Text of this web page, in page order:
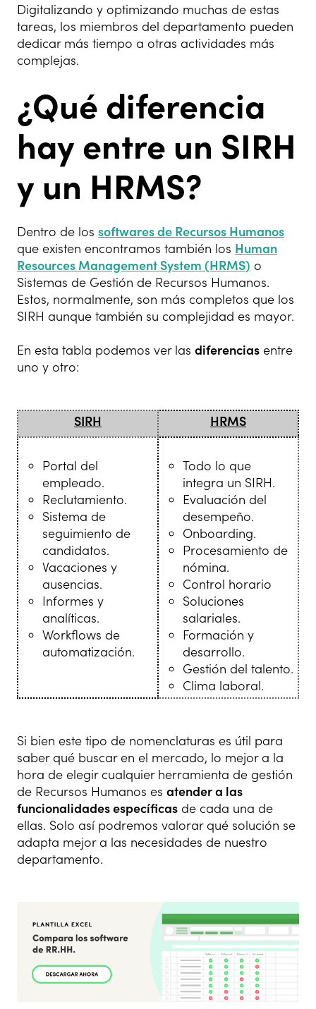
Digitalizando y optimizando muchas de estas
tareas, los miembros del departamento pueden
dedicar más tiempo a otras actividades más
complejas.
¿Qué diferencia
hay entre un SIRH
y un HRMS?
Dentro de los softwares de Recursos Humanos
que existen encontramos también los Human
Resources Management System (HRMS) o
Sistemas de Gestión de Recursos Humanos.
Estos, normalmente, son más completos que los
SIRH aunque también su complejidad es mayor.
En esta tabla podemos ver las diferencias entre
uno y otro:
SIRH HRMS
Portal del
empleado.
Reclutamiento.
Sistema de
seguimiento de
candidatos.
Vacaciones y
ausencias.
Informes y
analíticas.
Workflows de
automatización.
Todo lo que
integra un SIRH.
Evaluación del
desempeño.
Onboarding.
Procesamiento de
nómina.
Control horario
Soluciones
salariales.
Formación y
desarrollo.
Gestión del talento.
Clima laboral.
Si bien este tipo de nomenclaturas es útil para
saber qué buscar en el mercado, lo mejor a la
hora de elegir cualquier herramienta de gestión
de Recursos Humanos es atender a las
funcionalidades específicas de cada una de
ellas. Solo así podremos valorar qué solución se
adapta mejor a las necesidades de nuestro
departamento.